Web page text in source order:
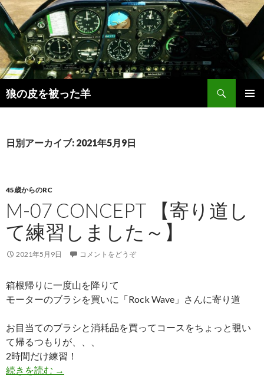
狼の皮を被った羊
検
索
ン
動
日別アーカイブ: 2021年5月9日
45歳からのRC
M-07 CONCEPT 【寄り道し
て練習しました～】
2021年5月9日 コメントをどうぞ
箱根帰りに一度山を降りて
モーターのブラシを買いに「Rock Wave」さんに寄り道
お目当てのブラシと消耗品を買ってコースをちょっと覗い
て帰るつもりが、、、
2時間だけ練習！
続きを読む M-07 Concept 【寄り道して練習しました～】
→